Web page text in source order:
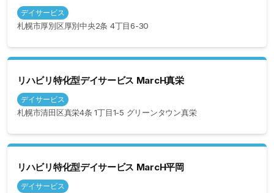
デイサービス
札幌市厚別区厚別中央2条 4丁目6-30
リハビリ特化型デイサービス MarcH真栄
デイサービス
札幌市清田区真栄4条 1丁目1-5 グリーンタウン真栄
リハビリ特化型デイサービス MarcH平岡
デイサービス